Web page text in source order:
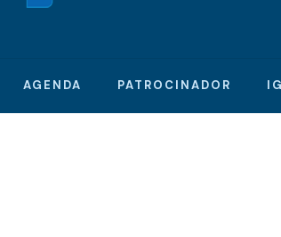
AGENDA PATROCINADOR